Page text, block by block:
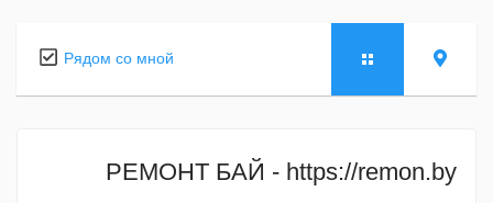
Рядом со мной
РЕМОНТ БАЙ - https://remon.by